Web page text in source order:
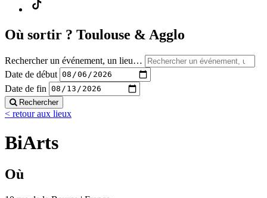
Où sortir ? Toulouse & Agglo
Rechercher un événement, un lieu…
Date de début
Date de fin
Rechercher
< retour aux lieux
BiArts
Où